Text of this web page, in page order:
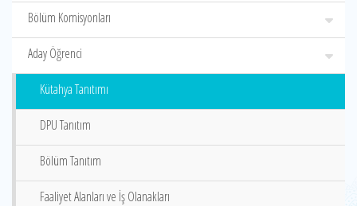
Bölüm Komisyonları
Aday Öğrenci
Kütahya Tanıtımı
DPU Tanıtım
Bölüm Tanıtım
Faaliyet Alanları ve İş Olanakları